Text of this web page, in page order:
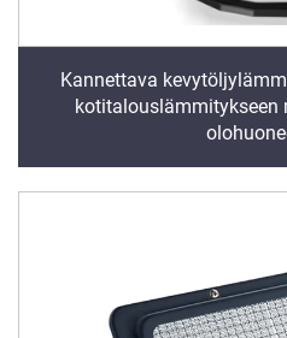
Kannettava
kotitalouslämmitykseen